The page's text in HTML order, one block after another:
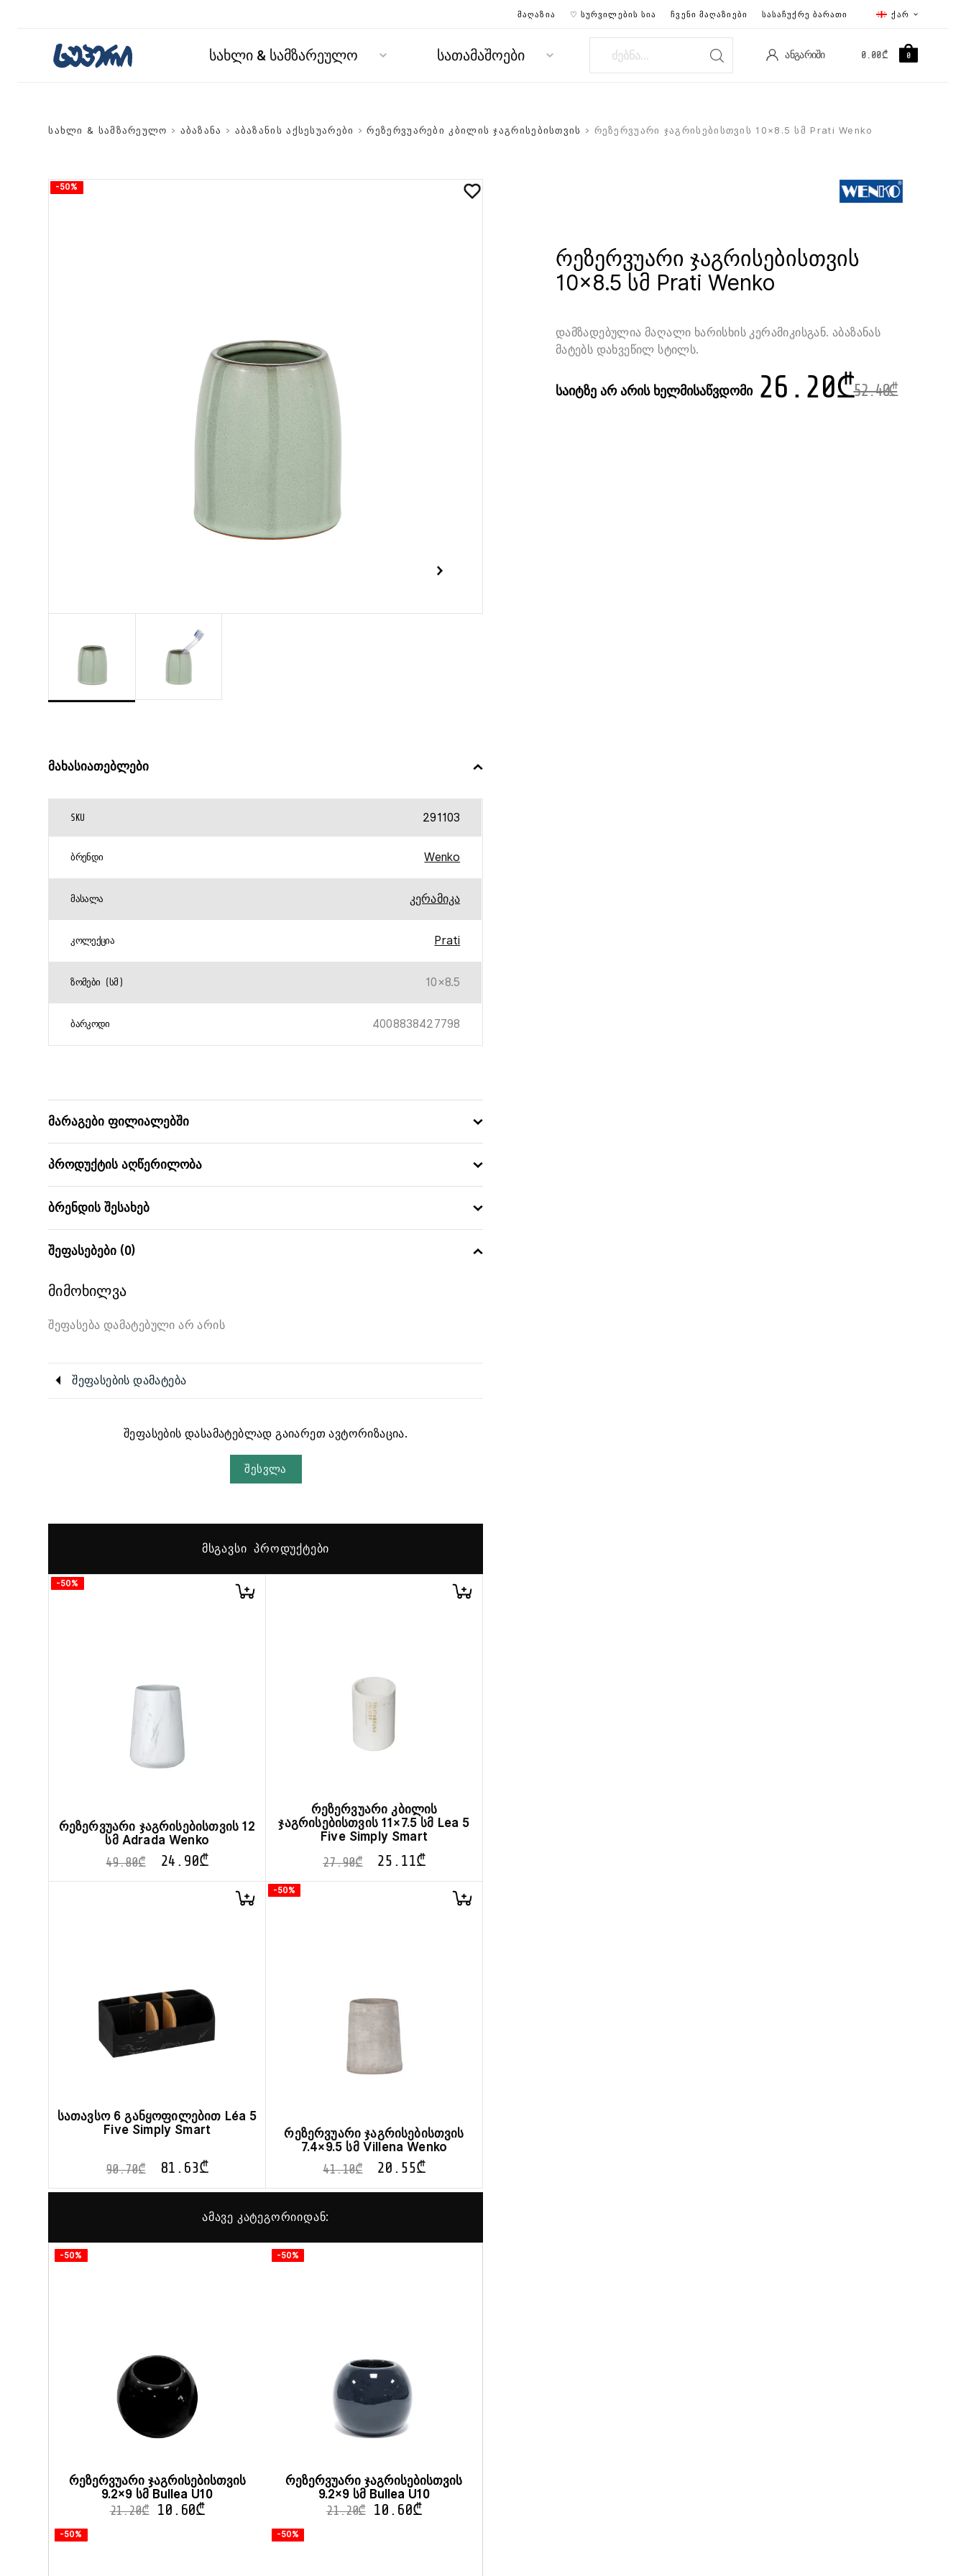
ᲥᲐᲠ
ᲛᲐᲦᲐᲖᲘᲐ ♡ ᲡᲣᲠᲕᲘᲚᲔᲑᲘᲡ ᲡᲘᲐ ᲩᲕᲔᲜᲘ ᲛᲐᲦᲐᲖᲘᲔᲑᲘ ᲡᲐᲡᲐᲩᲣᲥᲠᲔ ᲑᲐᲠᲐᲗᲘ
სახლი & სამზარეულო სათამაშოები ᲐᲜᲒᲐᲠᲘᲨᲘ 0.00₾ 0
სახლი & სამზარეულო > აბაზანა > აბაზანის აქსესუარები >რეზერვუარები კბილის ჯაგრისებისთვის > რეზერვუარი ჯაგრისებისთვის 10×8.5 სმ Prati Wenko
-50%
რეზერვუარი ჯაგრისებისთვის
10×8.5 სმ Prati Wenko
დამზადებულია მაღალი ხარისხის კერამიკისგან. აბაზანას
მატებს დახვეწილ სტილს.
52.40₾
26.20₾
საიტზე არ არის ხელმისაწვდომი
მახასიათებლები
SKU 291103
ᲑᲠᲔᲜᲓᲘ Wenko
ᲛᲐᲡᲐᲚᲐ კერამიკა
ᲙᲝᲚᲔᲥᲪᲘᲐ Prati
ᲖᲝᲛᲔᲑᲘ (ᲡᲛ) 10×8.5
ᲑᲐᲠᲙᲝᲓᲘ 4008838427798
მარაგები ფილიალებში
პროდუქტის აღწერილობა
ბრენდის შესახებ
შეფასებები (0)
მიმოხილვა
შეფასება დამატებული არ არის
შეფასების დამატება
შეფასების დასამატებლად გაიარეთ ავტორიზაცია.
შესვლა
ᲛᲡᲒᲐᲕᲡᲘ ᲞᲠᲝᲓᲣᲥᲢᲔᲑᲘ
-50%
რეზერვუარი ჯაგრისებისთვის 12
სმ Adrada Wenko
49.80₾ 24.90₾
რეზერვუარი კბილის
ჯაგრისებისთვის 11×7.5 სმ Lea 5
Five Simply Smart
27.90₾ 25.11₾
სათავსო 6 განყოფილებით Léa 5
Five Simply Smart
90.70₾ 81.63₾
-50%
რეზერვუარი ჯაგრისებისთვის
7.4×9.5 სმ Villena Wenko
41.10₾ 20.55₾
ამავე კატეგორიიდან:
-50%
რეზერვუარი ჯაგრისებისთვის
9.2×9 სმ Bullea U10
21.20₾ 10.60₾
-50%
რეზერვუარი ჯაგრისებისთვის
9.2×9 სმ Bullea U10
21.20₾ 10.60₾
-50% -50%